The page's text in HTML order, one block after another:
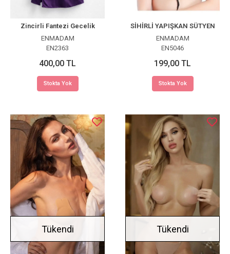
Zincirli Fantezi Gecelik
ENMADAM
EN2363
400,00 TL
Stokta Yok
SİHİRLİ YAPIŞKAN SÜTYEN
ENMADAM
EN5046
199,00 TL
Stokta Yok
Tükendi Tükendi